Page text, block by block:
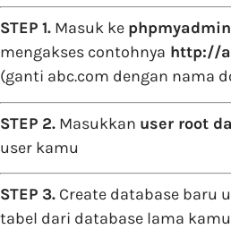
STEP 1. Masuk ke phpmyadmin
mengakses contohnya http://
(ganti abc.com dengan nama
STEP 2. Masukkan user root
user kamu
STEP 3. Create database baru
tabel dari database lama